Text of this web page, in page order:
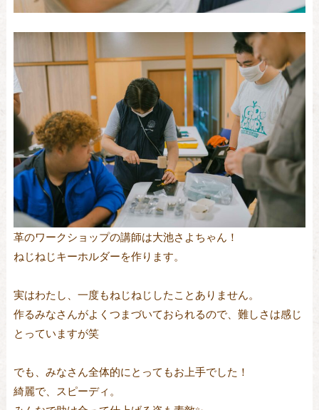
革のワークショップの講師は大池さよちゃん！
ねじねじキーホルダーを作ります。
実はわたし、一度もねじねじしたことありません。
作るみなさんがよくつまづいておられるので、難しさは感じ
とっていますが笑
でも、みなさん全体的にとってもお上手でした！
綺麗で、スピーディ。